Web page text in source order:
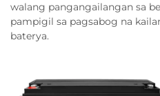
walang pangangailangan sa
pampigil sa pagsabog na
baterya.